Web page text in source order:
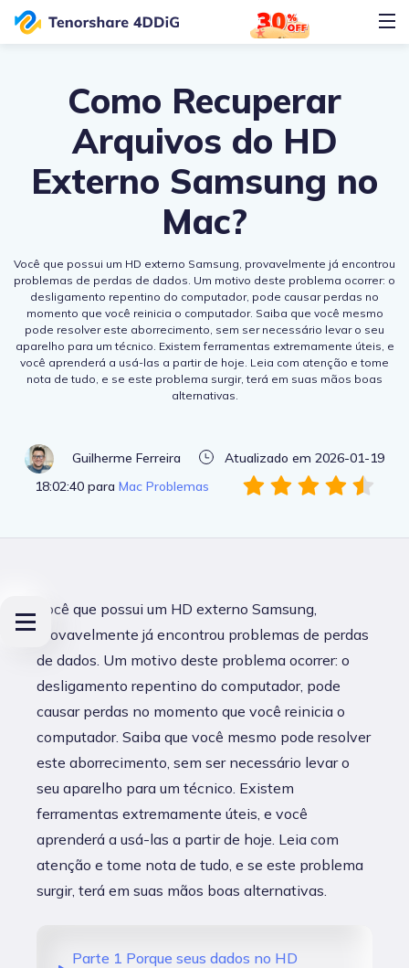
Como Recuperar
Arquivos do HD
Externo Samsung no
Mac?
Você que possui um HD externo Samsung, provavelmente já encontrou
problemas de perdas de dados. Um motivo deste problema ocorrer: o
desligamento repentino do computador, pode causar perdas no
momento que você reinicia o computador. Saiba que você mesmo
pode resolver este aborrecimento, sem ser necessário levar o seu
aparelho para um técnico. Existem ferramentas extremamente úteis, e
você aprenderá a usá-las a partir de hoje. Leia com atenção e tome
nota de tudo, e se este problema surgir, terá em suas mãos boas
alternativas.
Guilherme Ferreira
Atualizado em 2026-01-19
18:02:40 para Mac Problemas
Você que possui um HD externo Samsung,
provavelmente já encontrou problemas de perdas
de dados. Um motivo deste problema ocorrer: o
desligamento repentino do computador, pode
causar perdas no momento que você reinicia o
computador. Saiba que você mesmo pode resolver
este aborrecimento, sem ser necessário levar o
seu aparelho para um técnico. Existem
ferramentas extremamente úteis, e você
aprenderá a usá-las a partir de hoje. Leia com
atenção e tome nota de tudo, e se este problema
surgir, terá em suas mãos boas alternativas.
Parte 1 Porque seus dados no HD